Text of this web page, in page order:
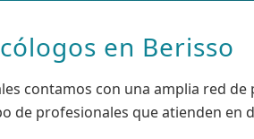
en Berisso
contamos con una amplia red
de profesionales que atienden en